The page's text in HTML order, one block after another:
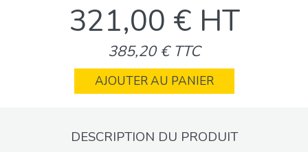
321,00 € HT
385,20 € TTC
AJOUTER AU PANIER
DESCRIPTION DU PRODUIT